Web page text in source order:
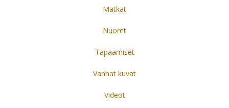
Matkat
Nuoret
Tapaamiset
Vanhat kuvat
Videot